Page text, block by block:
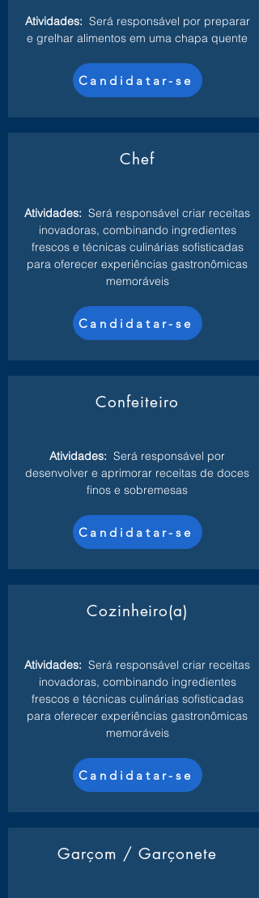
Atividades: Será responsável por preparar
e grelhar alimentos em uma chapa quente
Candidatar-se
Chef
Atividades: Será responsável criar receitas
inovadoras, combinando ingredientes
frescos e técnicas culinárias sofisticadas
para oferecer experiências gastronômicas
memoráveis
Candidatar-se
Confeiteiro
Atividades: Será responsável por
desenvolver e aprimorar receitas de doces
finos e sobremesas
Candidatar-se
Cozinheiro(a)
Atividades: Será responsável criar receitas
inovadoras, combinando ingredientes
frescos e técnicas culinárias sofisticadas
para oferecer experiências gastronômicas
memoráveis
Candidatar-se
Garçom / Garçonete